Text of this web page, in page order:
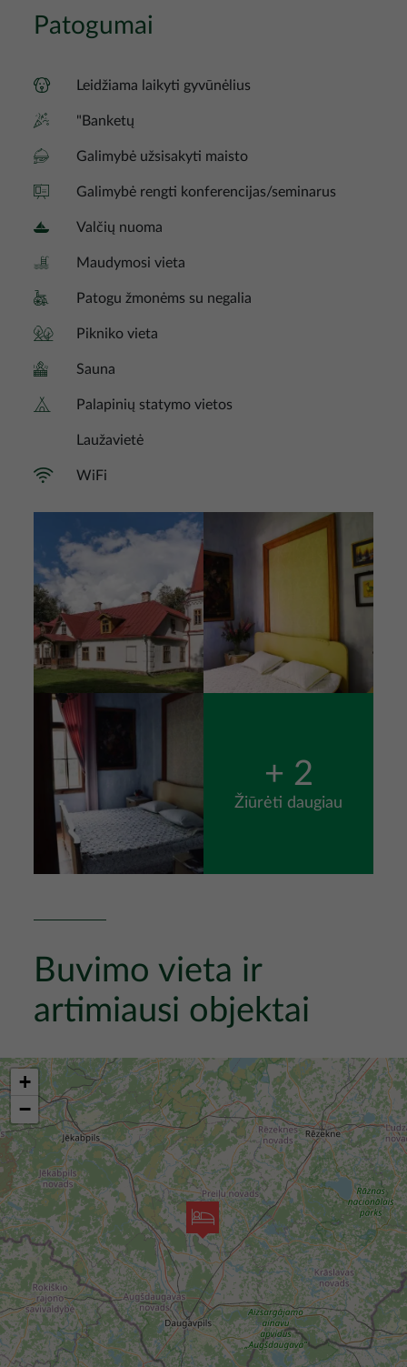
Patogumai
Leidžiama laikyti gyvūnėlius
"Banketų
Galimybė užsisakyti maisto
Galimybė rengti konferencijas/seminarus
Valčių nuoma
Maudymosi vieta
Patogu žmonėms su negalia
Pikniko vieta
Sauna
Palapinių statymo vietos
Laužavietė
WiFi
Nuotrauka
+ 2
Žiūrėti daugiau
Buvimo vieta ir
artimiausi objektai
+
−